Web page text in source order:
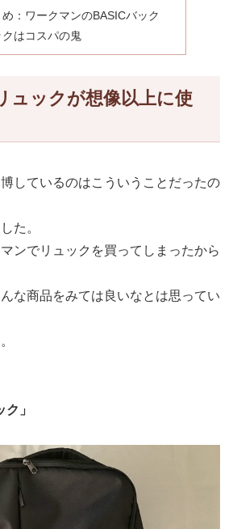
め：ワークマンのBASICバック
クはコスパの鬼
ュックが想像以上に使
しているのはこういうことだったの
た。
ンでリュックを買ってしまったから
な商品をみては良いなとは思ってい
」